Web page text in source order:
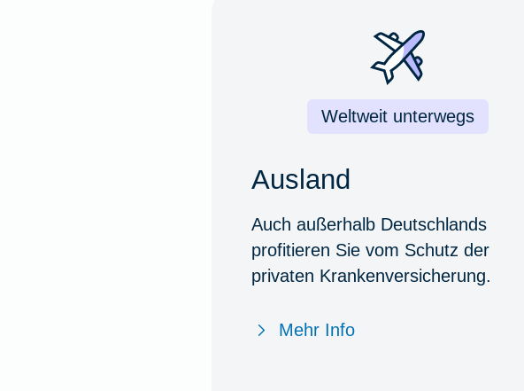
Weltweit unterwegs
Ausland
Auch außerhalb Deutschlands
profitieren Sie vom Schutz der
privaten Krankenversicherung.
Mehr Info